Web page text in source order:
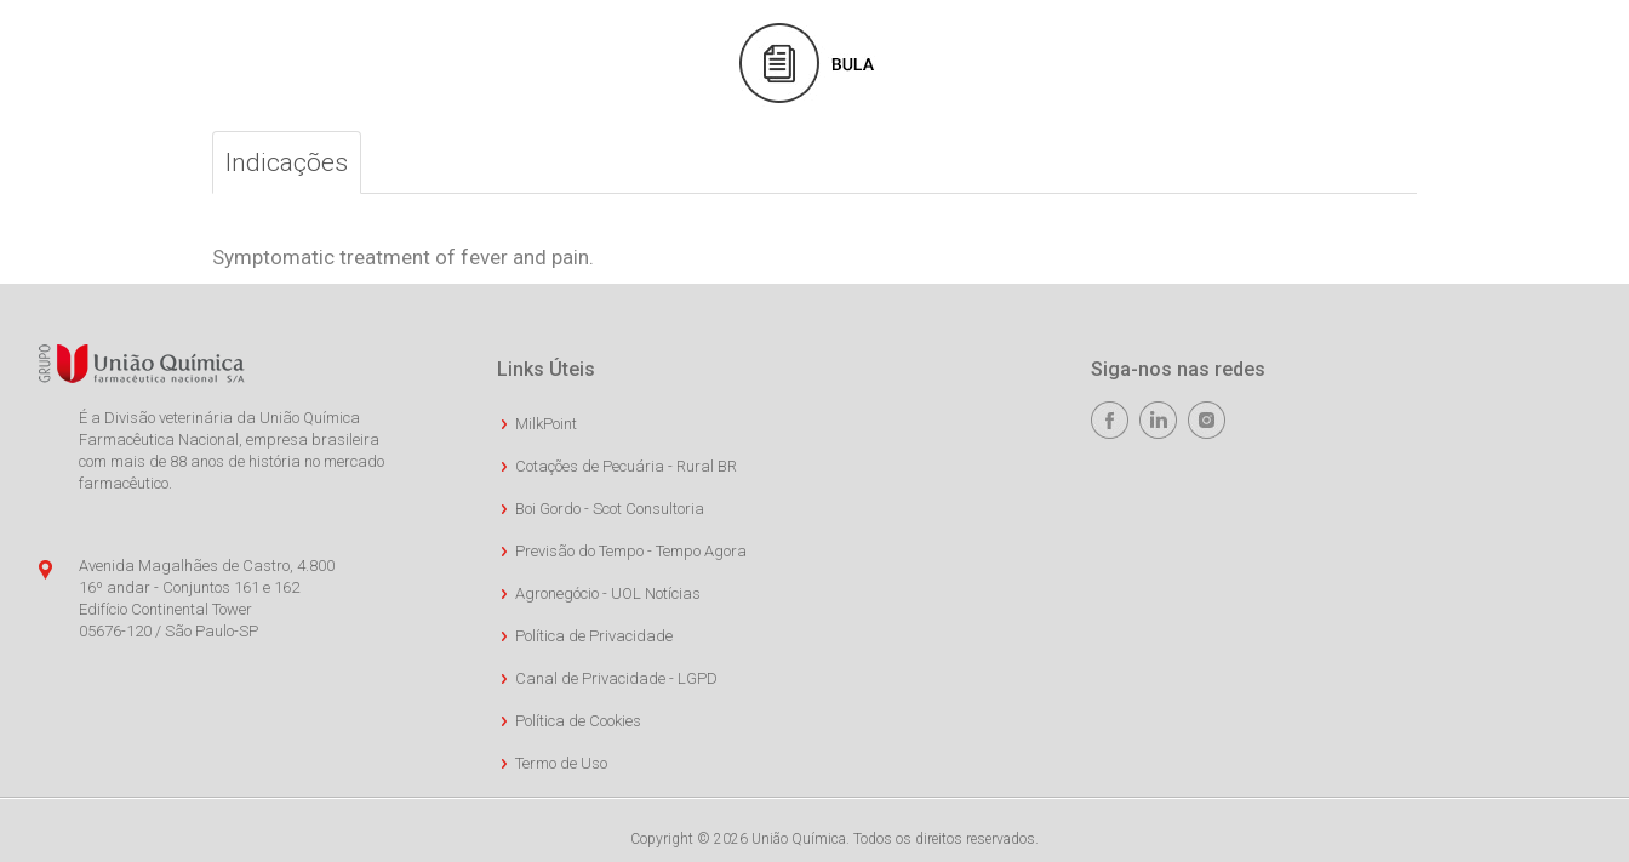
Indicações
Symptomatic treatment of fever and pain.
É a Divisão veterinária da União Química
Farmacêutica Nacional, empresa brasileira
com mais de 88 anos de história no mercado
farmacêutico.
Avenida Magalhães de Castro, 4.800
16º andar - Conjuntos 161 e 162
Edifício Continental Tower
05676-120 / São Paulo-SP
Links Úteis
MilkPoint
Cotações de Pecuária - Rural BR
Boi Gordo - Scot Consultoria
Previsão do Tempo - Tempo Agora
Agronegócio - UOL Notícias
Política de Privacidade
Canal de Privacidade - LGPD
Política de Cookies
Termo de Uso
Siga-nos nas redes
Copyright © 2026 União Química. Todos os direitos reservados.